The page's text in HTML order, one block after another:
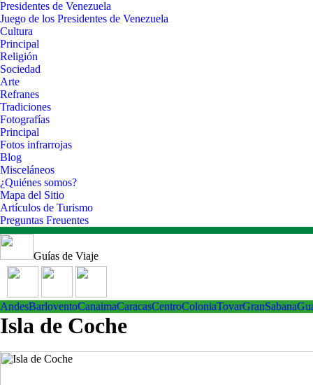
Presidentes de Venezuela
Juego de los Presidentes de Venezuela
Cultura
Principal
Religión
Sociedad
Arte
Refranes
Tradiciones
Fotografías
Principal
Fotos infrarrojas
Blog
Misceláneos
¿Quiénes somos?
Mapa del Sitio
Artículos de Turismo
Preguntas Freuentes
Guías de Viaje
AndesBarloventoCanaimaCaracasCentroColoniaTovarGranSabana
Isla de Coche